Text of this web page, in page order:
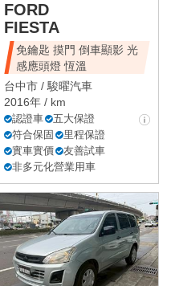
FORD
FIESTA
免鑰匙 摸門 倒車顯影 光
感應頭燈 恆溫
台中市 /駿曜汽車
2016年 / km
認證車
五大保證
符合保固
里程保證
實車實價
友善試車
非多元化營業用車